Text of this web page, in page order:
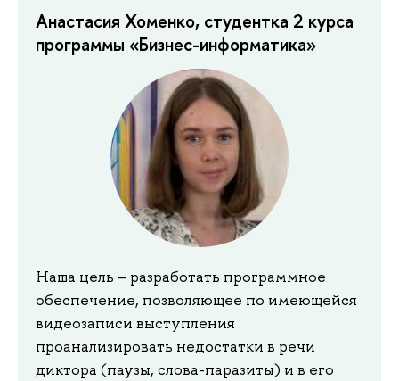
Анастасия Хоменко, студентка 2 курса
программы «Бизнес-информатика»
Наша цель – разработать программное
обеспечение, позволяющее по имеющейся
видеозаписи выступления
проанализировать недостатки в речи
диктора (паузы, слова-паразиты) и в его